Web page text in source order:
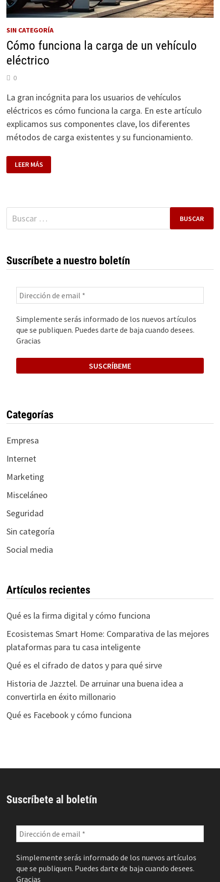
SIN CATEGORÍA
Cómo funciona la carga de un vehículo
eléctrico
0
La gran incógnita para los usuarios de vehículos
eléctricos es cómo funciona la carga. En este artículo
explicamos sus componentes clave, los diferentes
métodos de carga existentes y su funcionamiento.
FUNCIONA
LA
ELÉCTRICO
LEER MÁS
Buscar:
Suscríbete a nuestro boletín
Simplemente serás informado de los nuevos artículos
que se publiquen. Puedes darte de baja cuando desees.
Gracias
Categorías
Empresa
Internet
Marketing
Misceláneo
Seguridad
Sin categoría
Social media
Artículos recientes
Qué es la firma digital y cómo funciona
Ecosistemas Smart Home: Comparativa de las mejores
plataformas para tu casa inteligente
Qué es el cifrado de datos y para qué sirve
Historia de Jazztel. De arruinar una buena idea a
convertirla en éxito millonario
Qué es Facebook y cómo funciona
Suscríbete al boletín
Simplemente serás informado de los nuevos artículos
que se publiquen. Puedes darte de baja cuando desees.
Gracias